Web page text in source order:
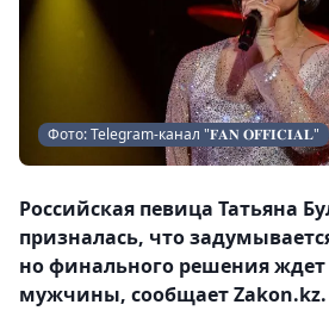
Фото: Telegram-канал "𝐅𝐀𝐍 𝐎𝐅𝐅𝐈𝐂𝐈𝐀𝐋"
Российская певица Татьяна
призналась, что
но финального решения ждет
мужчины, сообщает Zakon.kz.